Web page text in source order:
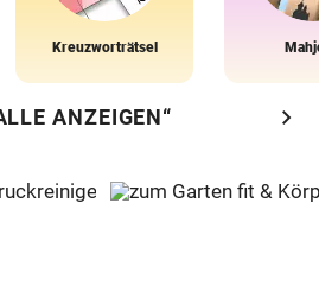
Kreuzworträtsel
ANZEIGEN“ chevron_right